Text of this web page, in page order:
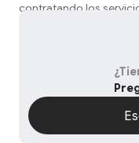
contratando los